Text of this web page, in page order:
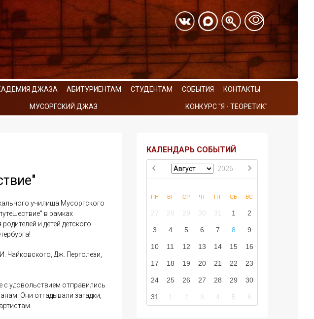
ДЖАЗА АБИТУРИЕНТАМ СТУДЕНТАМ СОБЫТИЯ КОНТАКТЫ
МУСОРГСКИЙ ДЖАЗ КОНКУРС "Я - ТЕОРЕТИК"
училища Мусоргского
в рамках
и детей детского
Чайковского, Дж. Перголези,
с удовольствием отправились
Они отгадывали загадки,
КАЛЕНДАРЬ СОБЫТИЙ
2026
ПН ВТ СР ЧТ ПТ СБ ВС
27 28 29 30 31 1 2
3 4 5 6 7 8 9
10 11 12 13 14 15 16
17 18 19 20 21 22 23
24 25 26 27 28 29 30
31 1 2 3 4 5 6